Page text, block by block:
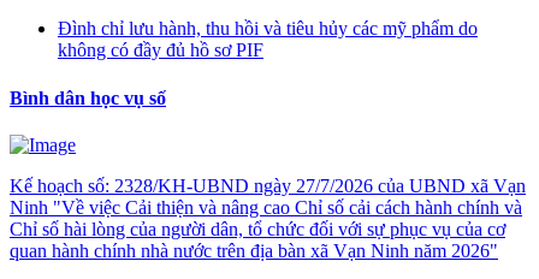
Đình chỉ lưu hành, thu hồi và tiêu hủy các mỹ phẩm do
không có đầy đủ hồ sơ PIF
Bình dân học vụ số
Kế hoạch số: 2328/KH-UBND ngày 27/7/2026 của UBND xã Vạn
Ninh "Về việc Cải thiện và nâng cao Chỉ số cải cách hành chính và
Chỉ số hài lòng của người dân, tổ chức đối với sự phục vụ của cơ
quan hành chính nhà nước trên địa bàn xã Vạn Ninh năm 2026"